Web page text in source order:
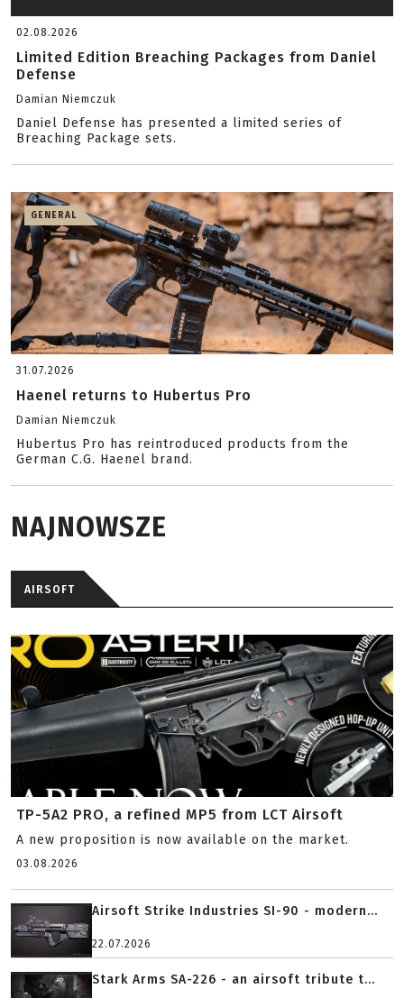
02.08.2026
Limited Edition Breaching Packages from Daniel
Defense
Damian Niemczuk
Daniel Defense has presented a limited series of
Breaching Package sets.
GENERAL
31.07.2026
Haenel returns to Hubertus Pro
Damian Niemczuk
Hubertus Pro has reintroduced products from the
German C.G. Haenel brand.
NAJNOWSZE
AIRSOFT
TP-5A2 PRO, a refined MP5 from LCT Airsoft
A new proposition is now available on the market.
03.08.2026
Airsoft Strike Industries SI-90 - modern...
22.07.2026
Stark Arms SA-226 - an airsoft tribute t...